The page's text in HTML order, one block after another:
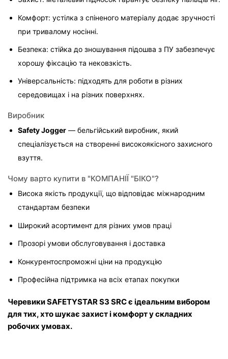
Комфорт: устілка з спіненого матеріалу додає зручності
при тривалому носінні.
Безпека: стійка до зношування підошва з ПУ забезпечує
хорошу фіксацію та нековзкість.
Універсальність: підходять для роботи в різних
середовищах і на різних поверхнях.
Виробник
Safety Jogger — бельгійський виробник, який
спеціалізується на створенні високоякісного захисного
взуття.
Чому варто купити в "КОМПАНІЇ "БІКО"?
Висока якість продукції, що відповідає міжнародним
стандартам безпеки
Широкий асортимент для різних умов праці
Прозорі умови обслуговування і доставка
Конкурентоспроможні ціни на продукцію
Професійна підтримка на всіх етапах покупки
Черевики SAFETYSTAR S3 SRC є ідеальним вибором
для тих, хто шукає захист і комфорт у складних
робочих умовах.